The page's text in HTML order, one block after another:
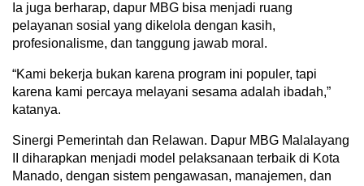
Ia juga berharap, dapur MBG bisa menjadi ruang
pelayanan sosial yang dikelola dengan kasih,
profesionalisme, dan tanggung jawab moral.
“Kami bekerja bukan karena program ini populer, tapi
karena kami percaya melayani sesama adalah ibadah,”
katanya.
Sinergi Pemerintah dan Relawan. Dapur MBG Malalayang
II diharapkan menjadi model pelaksanaan terbaik di Kota
Manado, dengan sistem pengawasan, manajemen, dan